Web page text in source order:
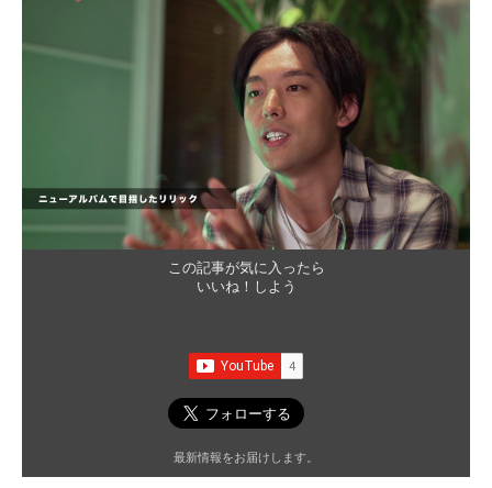
この記事が気に入ったら
いいね！しよう
最新情報をお届けします。